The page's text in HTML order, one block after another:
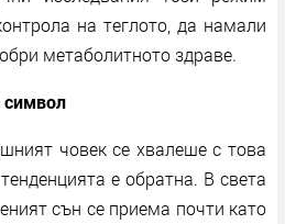
на теглото, да намали
метаболитното здраве.
символ
човек се хвалеше с това
е обратна. В света
сън се приема почти като